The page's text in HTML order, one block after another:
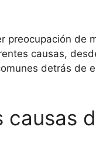
preocupación de
causas,
detrás de
causas